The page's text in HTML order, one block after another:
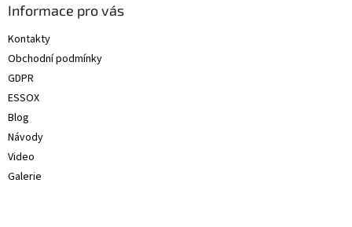
Informace pro vás
Kontakty
Obchodní podmínky
GDPR
ESSOX
Blog
Návody
Video
Galerie